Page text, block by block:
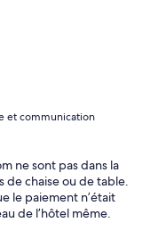
et communication
ne sont pas dans la
de chaise ou de table.
le paiement n’était
de l’hôtel même.